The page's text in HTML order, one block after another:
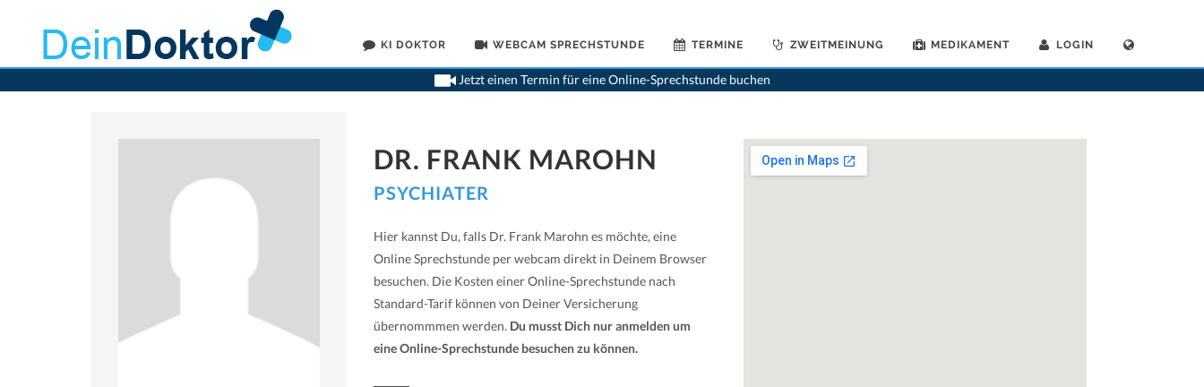
KI DOKTOR WEBCAM SPRECHSTUNDE TERMINE ZWEITMEINUNG MEDIKAMENT LOGIN
Jetzt einen Termin für eine Online-Sprechstunde buchen
>Psychiater>Wohlen AG>Dr. Frank Marohn>Sprechstunde mit Dr. Frank Marohn
DR. FRANK MAROHN
PSYCHIATER
Hier kannst Du, falls Dr. Frank Marohn es möchte, eine
Online Sprechstunde per webcam direkt in Deinem Browser
besuchen. Die Kosten einer Online-Sprechstunde nach
Standard-Tarif können von Deiner Versicherung
übernommmen werden. Du musst Dich nur anmelden um
eine Online-Sprechstunde besuchen zu können.